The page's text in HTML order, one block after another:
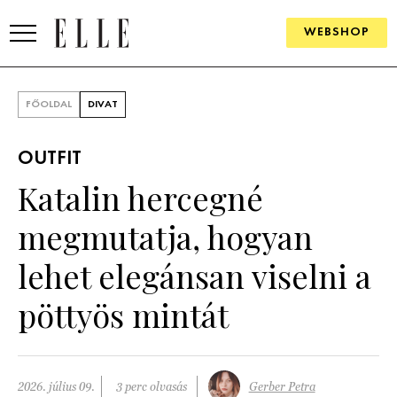
WEBSHOP
SZÉPSÉG
KULTÚRA
PÁRKAPCSOLAT
FŐOLDAL DIVAT
OUTFIT
Katalin hercegné
megmutatja, hogyan
lehet elegánsan viselni a
pöttyös mintát
2026. július 09. 3 perc olvasás Gerber Petra